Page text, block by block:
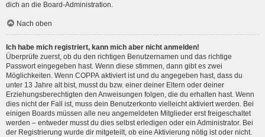
dich an die Board-Administration.
Nach oben
Ich habe mich registriert, kann mich aber nicht anmelden!
Überprüfe zuerst, ob du den richtigen Benutzernamen und das richtige
Passwort eingegeben hast. Wenn diese stimmen, dann gibt es zwei
Möglichkeiten. Wenn COPPA aktiviert ist und du angegeben hast, dass du
unter 13 Jahre alt bist, musst du bzw. einer deiner Eltern oder deiner
Erziehungsberechtigten den Anweisungen folgen, die du erhalten hast. Wenn
dies nicht der Fall ist, muss dein Benutzerkonto vielleicht aktiviert werden. Bei
einigen Boards müssen alle neu angemeldeten Mitglieder erst freigeschaltet
werden – entweder musst du dies selbst erledigen oder ein Administrator. Bei
der Registrierung wurde dir mitgeteilt, ob eine Aktivierung nötig ist oder nicht.